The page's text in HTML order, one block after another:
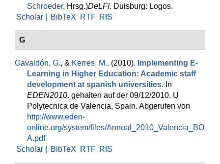
Schroeder, Hrsg.)DeLFI. Duisburg: Logos.
Scholar |
BibTeX RTF RIS
G
Gavaldón, G., & Kerres, M.. (2010). Implementing E-
Learning in Higher Education: Academic staff
development at spanish universities. In
EDEN2010. gehalten auf der 09/12/2010, U
Polytecnica de Valencia, Spain. Abgerufen von
http://www.eden-
online.org/system/files/Annual_2010_Valencia_BO
A.pdf
Scholar |
BibTeX RTF RIS